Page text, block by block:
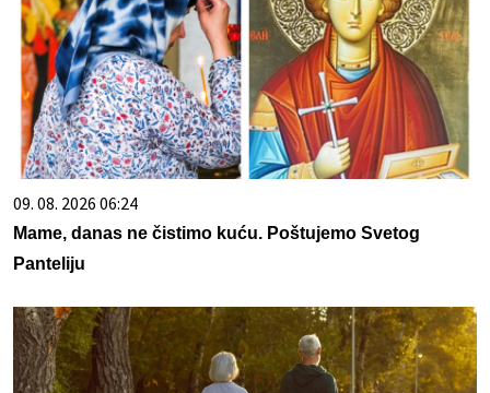
09. 08. 2026 06:24
Mame, danas ne čistimo kuću. Poštujemo Svetog
Panteliju